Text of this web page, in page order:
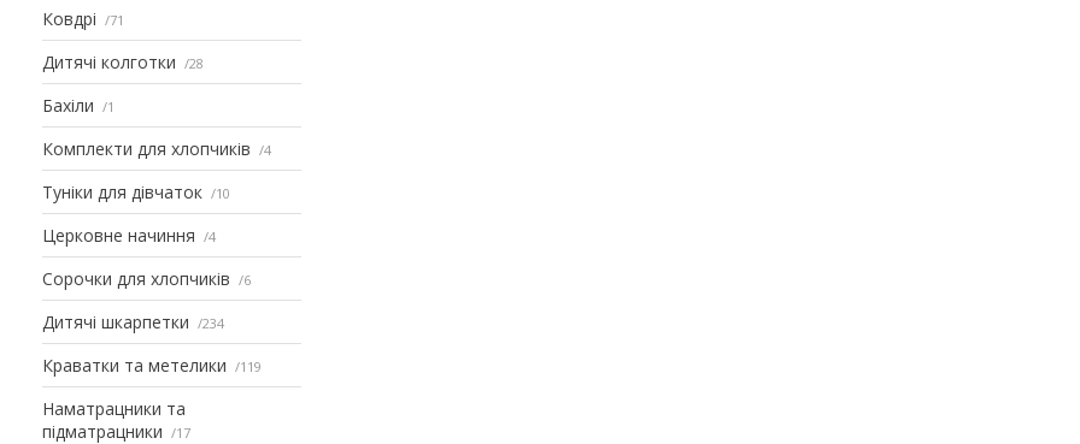
Ковдрі 71
Дитячі колготки 28
Бахіли 1
Комплекти для хлопчиків 4
Туніки для дівчаток 10
Церковне начиння 4
Сорочки для хлопчиків 6
Дитячі шкарпетки 234
Краватки та метелики 119
Наматрацники та
підматрацники
17